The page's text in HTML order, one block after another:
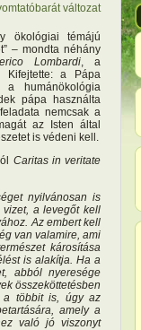
változat
ökológiai témájú
– mondta néhány
Lombardi , a
Kifejtette: a Pápa
a humánökológia
pápa használta
nemcsak a
az Isten által
is védeni kell.
Caritas in veritate
nyilvánosan is
a levegőt kell
Az embert kell
van valamire, ami
károsítása
is alakítja. Ha a
abból nyeresége
összeköttetésben
a többit is, úgy az
amely a
való jó viszonyt